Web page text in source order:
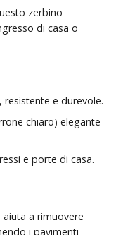
zerbino
di casa o
e durevole.
chiaro) elegante
e porte di casa.
a rimuovere
i pavimenti